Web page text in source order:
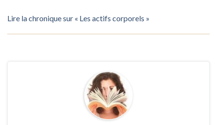
Lire la chronique sur « Les actifs corporels »